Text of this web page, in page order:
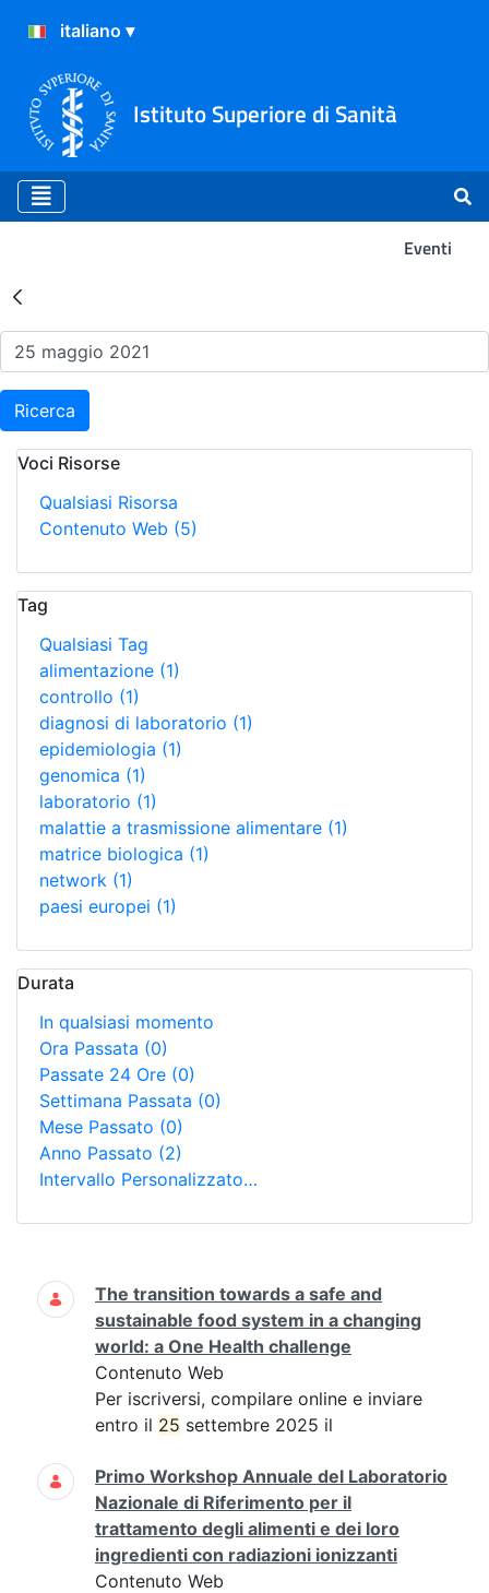
Istituto Superiore di Sanità
Eventi
Risultati della Ricerca -
Ricerca
Voci Risorse
Qualsiasi Risorsa
Contenuto Web (5)
Tag
Qualsiasi Tag
alimentazione (1)
controllo (1)
diagnosi di laboratorio (1)
epidemiologia (1)
genomica (1)
laboratorio (1)
malattie a trasmissione alimentare (1)
matrice biologica (1)
network (1)
paesi europei (1)
Durata
In qualsiasi momento
Ora Passata (0)
Passate 24 Ore (0)
Settimana Passata (0)
Mese Passato (0)
Anno Passato (2)
Intervallo Personalizzato…
Ricerca
The transition towards a safe and
sustainable food system in a changing
world: a One Health challenge
Contenuto Web
Per iscriversi, compilare online e inviare
entro il 25 settembre 2025 il
Primo Workshop Annuale del Laboratorio
Nazionale di Riferimento per il
trattamento degli alimenti e dei loro
ingredienti con radiazioni ionizzanti
Contenuto Web